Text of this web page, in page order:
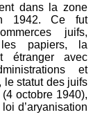
dans la zone
1942. Ce fut
juifs,
papiers, la
étranger avec
et
le statut des juifs
octobre 1940),
d’aryanisation